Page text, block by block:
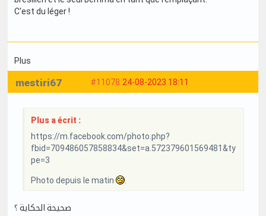
C'est du léger !
Plus
#11078 24-08-2023 18:11
mestiri67
Plus a écrit :
https://m.facebook.com/photo.php?
fbid=709486057858834&set=a.572379601569481&ty
pe=3
Photo depuis le matin .
صحيحة الحكاية ؟